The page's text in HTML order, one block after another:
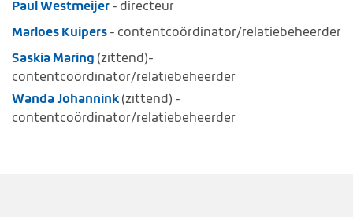
Paul Westmeijer - directeur
Marloes Kuipers - contentcoördinator/relatiebeheerder
Saskia Maring (zittend)-
contentcoördinator/relatiebeheerder
Wanda Johannink (zittend) -
contentcoördinator/relatiebeheerder